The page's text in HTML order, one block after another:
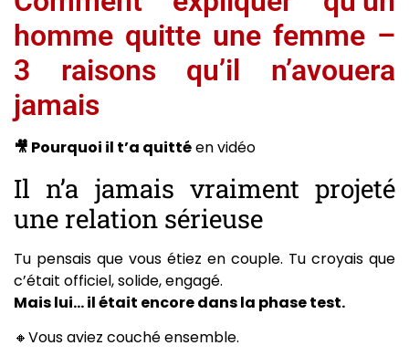
homme quitte une femme –
3 raisons qu’il n’avouera
jamais
🎥 Pourquoi il t’a quittéen vidéo
Il n’a jamais vraiment projeté
une relation sérieuse
Tu pensais que vous étiez en couple. Tu croyais que
c’était officiel, solide, engagé.
Mais lui… il était encore dans la phase test.
🔸Vous aviez couché ensemble.